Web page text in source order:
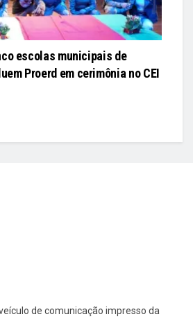
escolas municipais de
Proerd em cerimônia no CEI
de comunicação impresso da